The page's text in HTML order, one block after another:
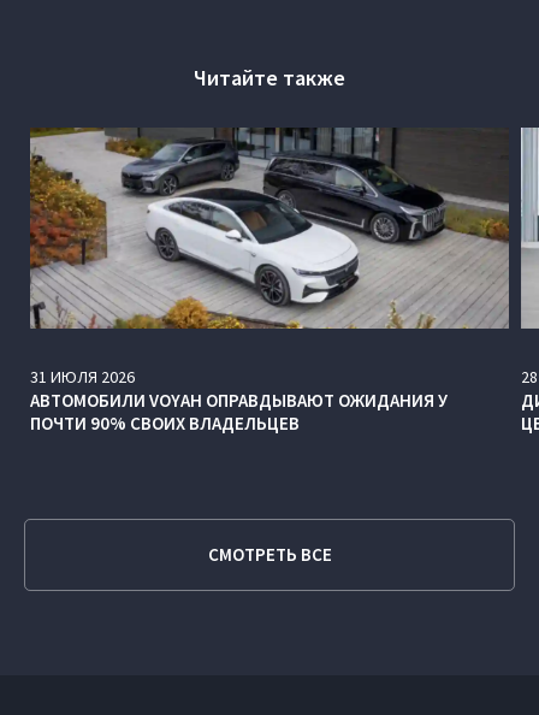
Читайте также
31 ИЮЛЯ 2026
АВТОМОБИЛИ VOYAH ОПРАВДЫВАЮТ ОЖИДАНИЯ У
ПОЧТИ 90% СВОИХ ВЛАДЕЛЬЦЕВ
28
СМОТРЕТЬ ВСЕ